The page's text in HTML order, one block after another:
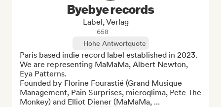
Byebye records
Label, Verlag
658
Hohe Antwortquote
Paris based indie record label established in 2023.
We are representing MaMaMa, Albert Newton,
Eya Patterns.
Founded by Florine Fourastié (Grand Musique
Management, Pain Surprises, microqlima, Pete The
Monkey) and Elliot Diener (MaMaMa, ...